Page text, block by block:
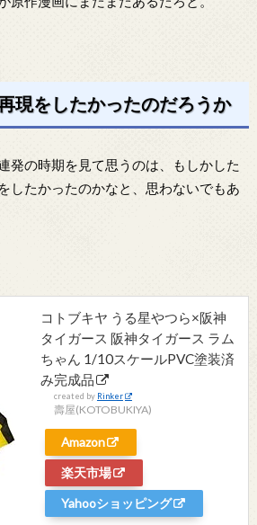
現をしたかったのだろうか
発の時期を見て思うのは、もしかした
したかったのかなと、思わないでもあ
コトブキヤ うる星やつら×阪神
タイガース 阪神タイガース ラム
ちゃん 1/10スケールPVC塗装済
み完成品
created by Rinker
壽屋(KOTOBUKIYA)
Amazon
楽天市場
Yahooショッピング